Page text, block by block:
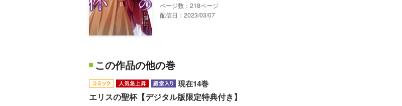
218
配信日：2023/03/07
この作品の他の巻
現在14巻
エリスの聖杯【デジタル版限定特典付き】